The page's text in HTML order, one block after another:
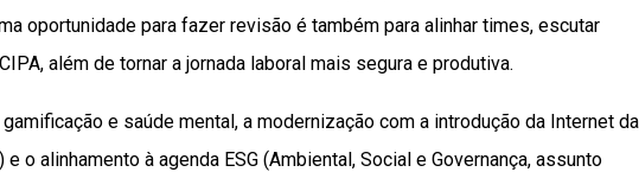
oportunidade para fazer revisão é também para alinhar times, escutar
além de tornar a jornada laboral mais segura e produtiva.
e saúde mental, a modernização com a introdução da Internet
o alinhamento à agenda ESG (Ambiental, Social e Governança, assunto